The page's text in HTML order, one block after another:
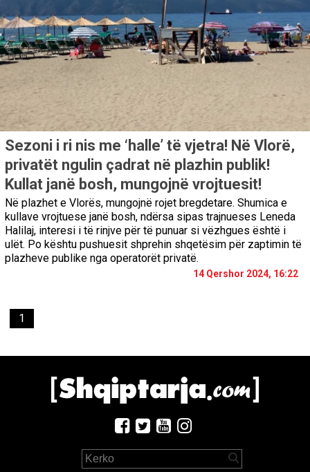
Sezoni i ri nis me ‘halle’ të vjetra! Në Vlorë,
privatët ngulin çadrat në plazhin publik!
Kullat janë bosh, mungojnë vrojtuesit!
Në plazhet e Vlorës, mungojnë rojet bregdetare. Shumica e
kullave vrojtuese janë bosh, ndërsa sipas trajnueses Leneda
Halilaj, interesi i të rinjve për të punuar si vëzhgues është i
ulët. Po kështu pushuesit shprehin shqetësim për zaptimin të
plazheve publike nga operatorët privatë.
14 Qershor 2024, 16:22
1